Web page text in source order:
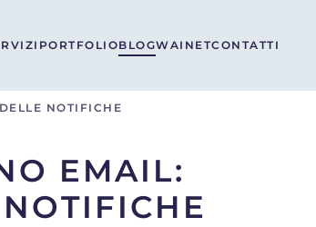
PORTFOLIOBLOGWAINETCONTATTI
NOTIFICHE
EMAIL: